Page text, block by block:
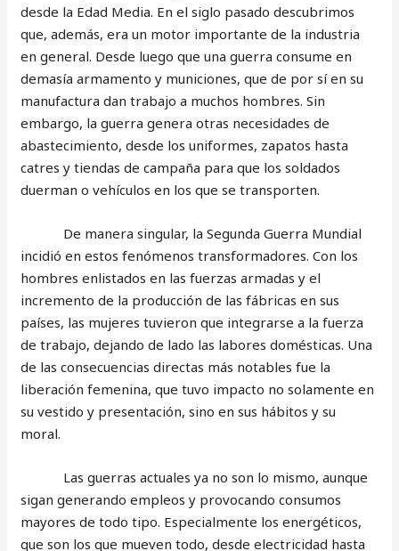
desde la Edad Media. En el siglo pasado descubrimos
que, además, era un motor importante de la industria
en general. Desde luego que una guerra consume en
demasía armamento y municiones, que de por sí en su
manufactura dan trabajo a muchos hombres. Sin
embargo, la guerra genera otras necesidades de
abastecimiento, desde los uniformes, zapatos hasta
catres y tiendas de campaña para que los soldados
duerman o vehículos en los que se transporten.
De manera singular, la Segunda Guerra Mundial
incidió en estos fenómenos transformadores. Con los
hombres enlistados en las fuerzas armadas y el
incremento de la producción de las fábricas en sus
países, las mujeres tuvieron que integrarse a la fuerza
de trabajo, dejando de lado las labores domésticas. Una
de las consecuencias directas más notables fue la
liberación femenina, que tuvo impacto no solamente en
su vestido y presentación, sino en sus hábitos y su
moral.
Las guerras actuales ya no son lo mismo, aunque
sigan generando empleos y provocando consumos
mayores de todo tipo. Especialmente los energéticos,
que son los que mueven todo, desde electricidad hasta